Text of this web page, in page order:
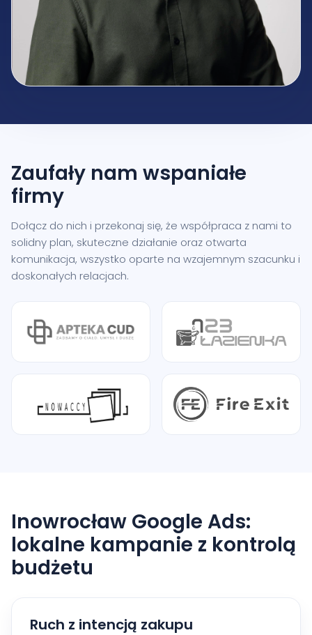
Zaufały nam wspaniałe
firmy
Dołącz do nich i przekonaj się, że współpraca z nami to
solidny plan, skuteczne działanie oraz otwarta
komunikacja, wszystko oparte na wzajemnym szacunku i
doskonałych relacjach.
Inowrocław Google Ads:
lokalne kampanie z kontrolą
budżetu
Ruch z intencją zakupu